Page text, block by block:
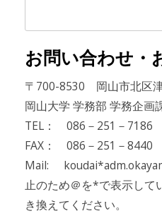
お問い合わせ・
〒700-8530 岡山市北区
岡山大学 学務部 学務企画
TEL： 086－251－7186
FAX： 086－251－8440
Mail:
止のため＠を*で表示して
き換えてください。